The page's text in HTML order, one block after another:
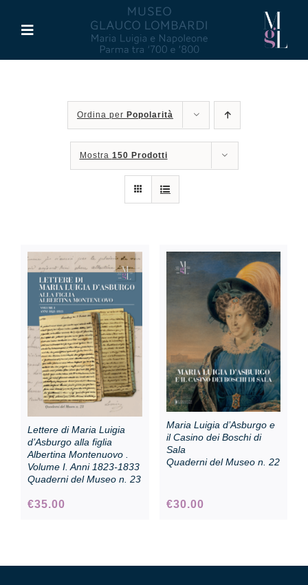
contenuto
Toggle
Maria Luigia d’Asburgo
Attività
Pubblicazioni
Collezione
Contatti e biglietti
Accessibilità
Dona
Ordina per Popolarità
Mostra 150 Prodotti
Lettere di Maria Luigia
d’Asburgo alla figlia
Albertina Montenuovo .
Volume I. Anni 1823-1833
Quaderni del Museo n. 23
€35.00
Maria Luigia d’Asburgo e
il Casino dei Boschi di
Sala
Quaderni del Museo n. 22
€30.00